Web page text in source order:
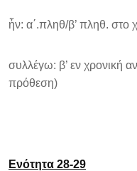
ἦν: α΄.πληθ/β’ πληθ. στο
συλλέγω: β’ εν χρονική
πρόθεση)
Ενότητα 28-29